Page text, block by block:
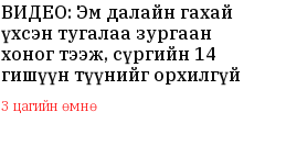
ВИДЕО: Эм далайн гахай
үхсэн тугалаа зургаан
хоног тээж, сүргийн 14
гишүүн түүнийг орхилгүй
сэлжээ
3 цагийн өмнө